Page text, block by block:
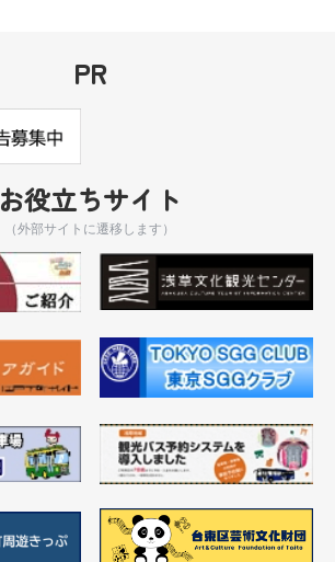
PR
お役立ちサイト
（外部サイトに遷移します）